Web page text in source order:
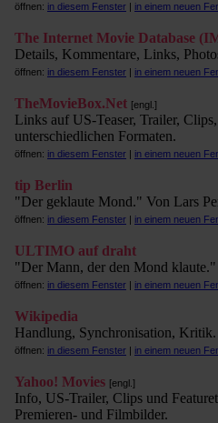
öffnen: in diesem Fenster | in einem neuen
The Internet Movie Database
Details, Kommentare, Links,
öffnen: in diesem Fenster | in einem neuen
TheMovieBox.Net [engl.]
Links auf US-Teaser, Trailer,
unterschiedlichen Formaten.
öffnen: in diesem Fenster | in einem neuen
tip Berlin
"Der geklaute Mond." Von Lars
öffnen: in diesem Fenster | in einem neuen
ULTIMO auf draht
"Der Mann, der den Mond
öffnen: in diesem Fenster | in einem neuen
Wikipedia
Handlung, Synchronisation, Kritik.
öffnen: in diesem Fenster | in einem neuen
Yahoo! Movies [engl.]
Info, US-Trailer, Clips und
Premieren- und Filmbilder.